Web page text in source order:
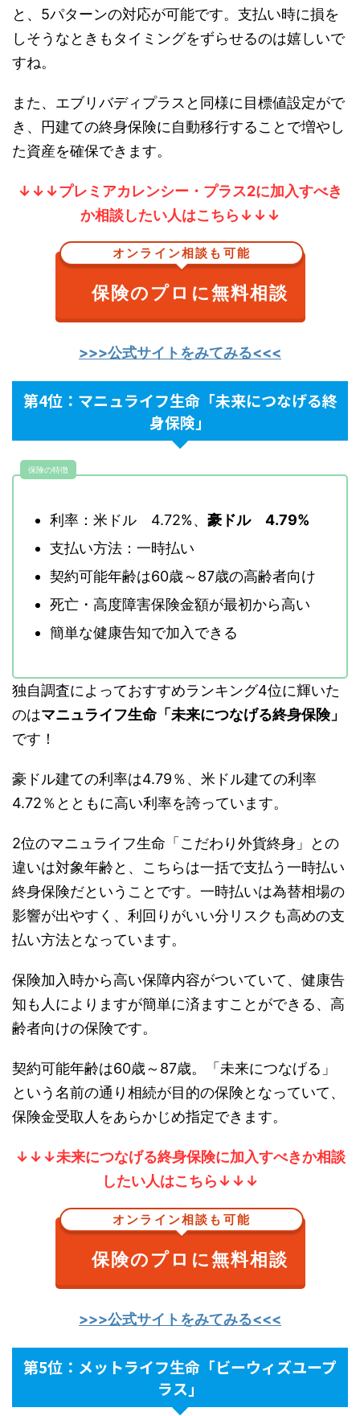
と、5パターンの対応が可能です。支払い時に損を
しそうなときもタイミングをずらせるのは嬉しいで
すね。
また、エブリバディプラスと同様に目標値設定がで
き、円建ての終身保険に自動移行することで増やし
た資産を確保できます。
↓↓↓プレミアカレンシー・プラス2に加入すべき
か相談したい人はこちら↓↓↓
オンライン相談も可能
保険のプロに無料相談
>>>公式サイトをみてみる<<<
第4位：マニュライフ生命「未来につなげる終
身保険」
保険の特徴
利率：米ドル 4.72%、 豪ドル 4.79%
支払い方法：一時払い
契約可能年齢は60歳～87歳の高齢者向け
死亡・高度障害保険金額が最初から高い
簡単な健康告知で加入できる
独自調査によっておすすめランキング4位に輝いた
のはマニュライフ生命「未来につなげる終身保険」
です！
豪ドル建ての利率は4.79％、米ドル建ての利率
4.72％とともに高い利率を誇っています。
2位のマニュライフ生命「こだわり外貨終身」との
違いは対象年齢と、こちらは一括で支払う一時払い
終身保険だということです。一時払いは為替相場の
影響が出やすく、利回りがいい分リスクも高めの支
払い方法となっています。
保険加入時から高い保障内容がついていて、健康告
知も人によりますが簡単に済ますことができる、高
齢者向けの保険です。
契約可能年齢は60歳～87歳。「未来につなげる」
という名前の通り相続が目的の保険となっていて、
保険金受取人をあらかじめ指定できます。
↓↓↓未来につなげる終身保険に加入すべきか相談
したい人はこちら↓↓↓
オンライン相談も可能
保険のプロに無料相談
>>>公式サイトをみてみる<<<
第5位：メットライフ生命「ビーウィズユープ
ラス」